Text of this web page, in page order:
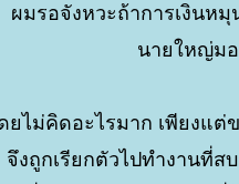
ผมรอจังหวะถ้าการเงินห
นายใหญ่ม
ยไม่คิดอะไรมาก เพียงแ
จึงถูกเรียกตัวไปทำงานที่